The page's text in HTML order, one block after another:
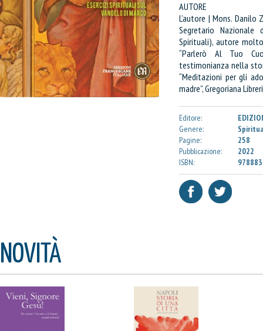
AUTORE
L’autore | Mons.
Segretario Nazionale
Spirituali), autore
“Parlerò Al Tuo
testimonianza nella
“Meditazioni per gli
madre”, Gregoriana
Editore:
Genere:
Pagine:
258
Pubblicazione:
2022
ISBN:
NOVITÀ